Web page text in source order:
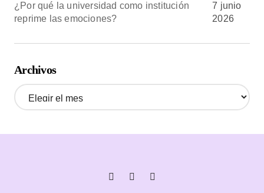
¿Por qué la universidad como institución
reprime las emociones?
7 junio
2026
Archivos
A
r